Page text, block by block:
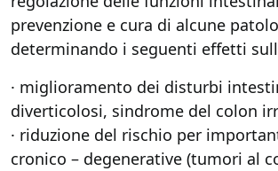
prevenzione e cura di alcune
determinando i seguenti effetti
· miglioramento dei disturbi
diverticolosi, sindrome del colon
· riduzione del rischio per
cronico – degenerative (tumori al